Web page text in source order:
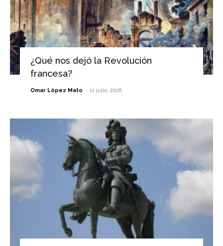
¿Qué nos dejó la Revolución
francesa?
Omar López Mato - 11 julio, 2018